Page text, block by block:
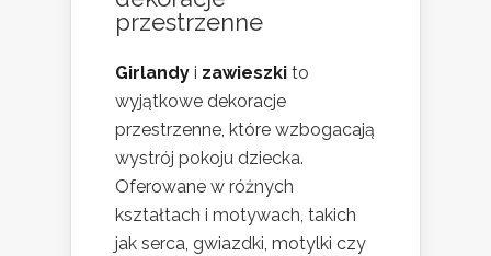
przestrzenne
Girlandy i zawieszki to
wyjątkowe dekoracje
przestrzenne, które wzbogacają
wystrój pokoju dziecka.
Oferowane w różnych
kształtach i motywach, takich
jak serca, gwiazdki, motylki czy